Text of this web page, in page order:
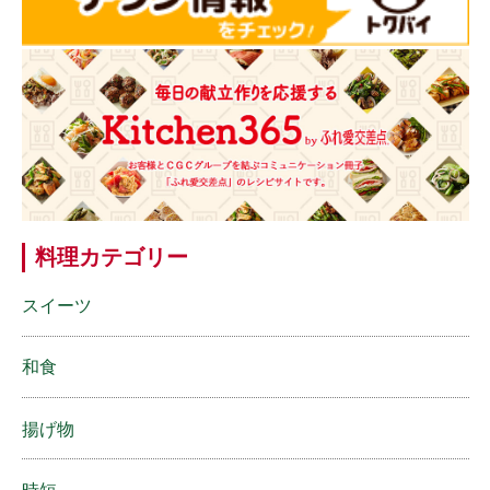
料理カテゴリー
スイーツ
和食
揚げ物